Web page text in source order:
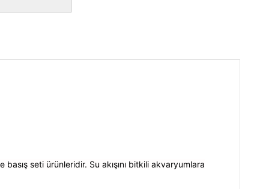
seti ürünleridir. Su akışını bitkili akvaryumlara